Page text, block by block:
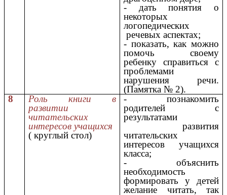
- дать понятия о
некоторых
логопедических
речевых аспектах;
- показать, как можно
помочь своему
ребенку справиться с
проблемами
нарушения речи.
(Памятка № 2).
8
Роль книги в
развитии
читательских
интересов учащихся
( круглый стол)
- познакомить
родителей с
результатами
развития
читательских
интересов учащихся
класса;
- объяснить
необходимость
формировать у детей
желание читать, так